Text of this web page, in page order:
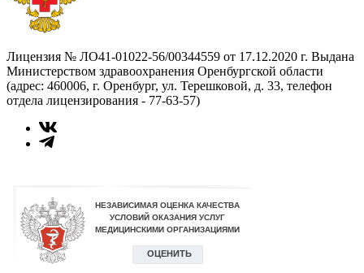
Лицензия № ЛО41-01022-56/00344559 от 17.12.2020 г. Выдана
Министерством здравоохранения Оренбургской области
(адрес: 460006, г. Оренбург, ул. Терешковой, д. 33, телефон
отдела лицензирования - 77-63-57)